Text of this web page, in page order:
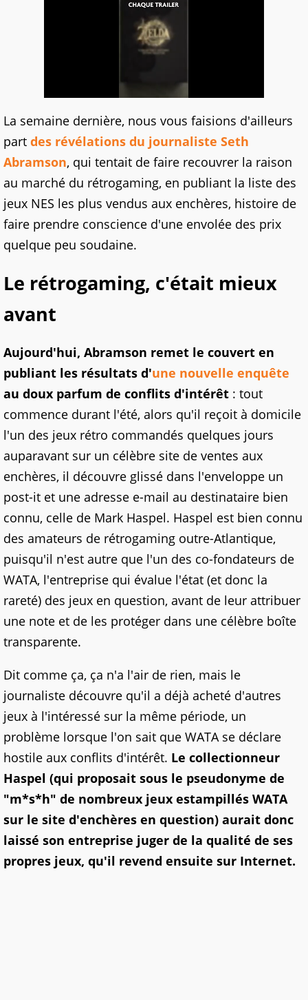
La semaine dernière, nous vous faisions d'ailleurs
part des révélations du journaliste Seth
Abramson, qui tentait de faire recouvrer la raison
au marché du rétrogaming, en publiant la liste des
jeux NES les plus vendus aux enchères, histoire de
faire prendre conscience d'une envolée des prix
quelque peu soudaine.
Le rétrogaming, c'était mieux
avant
Aujourd'hui, Abramson remet le couvert en
publiant les résultats d'une nouvelle enquête
au doux parfum de conflits d'intérêt : tout
commence durant l'été, alors qu'il reçoit à domicile
l'un des jeux rétro commandés quelques jours
auparavant sur un célèbre site de ventes aux
enchères, il découvre glissé dans l'enveloppe un
post-it et une adresse e-mail au destinataire bien
connu, celle de Mark Haspel. Haspel est bien connu
des amateurs de rétrogaming outre-Atlantique,
puisqu'il n'est autre que l'un des co-fondateurs de
WATA, l'entreprise qui évalue l'état (et donc la
rareté) des jeux en question, avant de leur attribuer
une note et de les protéger dans une célèbre boîte
transparente.
Dit comme ça, ça n'a l'air de rien, mais le
journaliste découvre qu'il a déjà acheté d'autres
jeux à l'intéressé sur la même période, un
problème lorsque l'on sait que WATA se déclare
hostile aux conflits d'intérêt. Le collectionneur
Haspel (qui proposait sous le pseudonyme de
"m*s*h" de nombreux jeux estampillés WATA
sur le site d'enchères en question) aurait donc
laissé son entreprise juger de la qualité de ses
propres jeux, qu'il revend ensuite sur Internet.